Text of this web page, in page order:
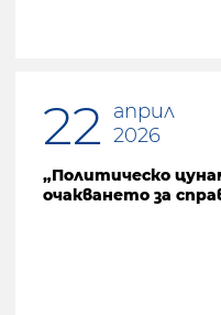
22 април
2026
„Политическо
очакването за